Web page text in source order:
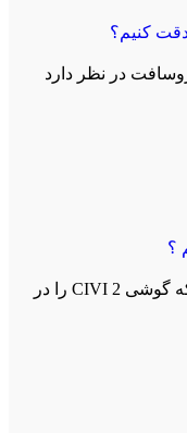
کنیم؟
در نظر دارد
؟
روز گذشته شیائومی اعلام کرد که گوشی CIVI 2 را در